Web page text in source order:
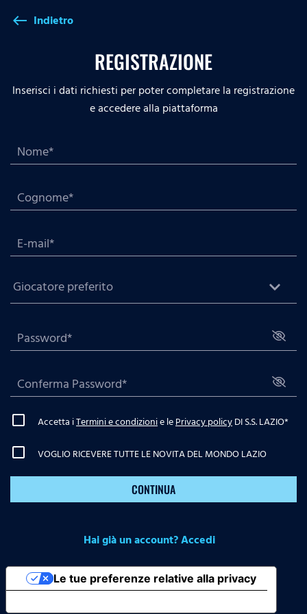
west Indietro
REGISTRAZIONE
Inserisci i dati richiesti per poter completare la registrazione
e accedere alla piattaforma
Accetta iTermini e condizionie lePrivacy policyDI S.S. LAZIO*
VOGLIO RICEVERE TUTTE LE NOVITA DEL MONDO LAZIO
CONTINUA
Hai già un account? Accedi
Le tue preferenze relative alla privacy